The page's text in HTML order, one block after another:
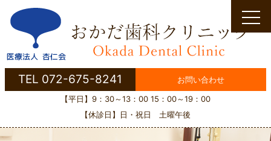
Skip
content
TEL 072-675-8241
お問い合わせ
【平日】9：30～13：00 15：00～19：00
【休診日】日・祝日 土曜午後